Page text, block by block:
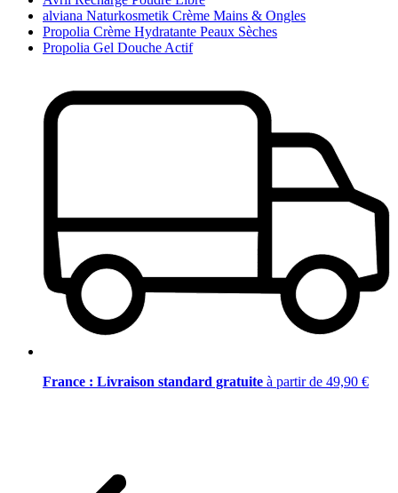
alviana Naturkosmetik Crème Mains & Ongles
Propolia Crème Hydratante Peaux Sèches
Propolia Gel Douche Actif
France : Livraison standard gratuite à partir de 49,90 €